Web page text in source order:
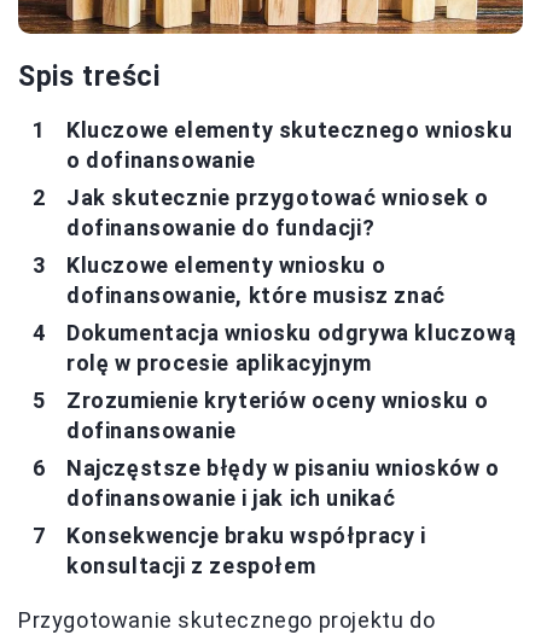
Spis treści
Kluczowe elementy skutecznego wniosku
o dofinansowanie
Jak skutecznie przygotować wniosek o
dofinansowanie do fundacji?
Kluczowe elementy wniosku o
dofinansowanie, które musisz znać
Dokumentacja wniosku odgrywa kluczową
rolę w procesie aplikacyjnym
Zrozumienie kryteriów oceny wniosku o
dofinansowanie
Najczęstsze błędy w pisaniu wniosków o
dofinansowanie i jak ich unikać
Konsekwencje braku współpracy i
konsultacji z zespołem
Przygotowanie skutecznego projektu do